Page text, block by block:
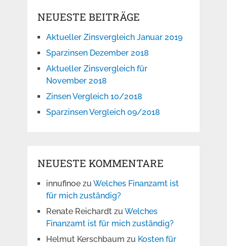
NEUESTE BEITRÄGE
Aktueller Zinsvergleich Januar 2019
Sparzinsen Dezember 2018
Aktueller Zinsvergleich für
November 2018
Zinsen Vergleich 10/2018
Sparzinsen Vergleich 09/2018
NEUESTE KOMMENTARE
innufinoezu Welches Finanzamt ist
für mich zuständig?
Renate Reichardtzu Welches
Finanzamt ist für mich zuständig?
Helmut Kerschbaum zu Kosten für